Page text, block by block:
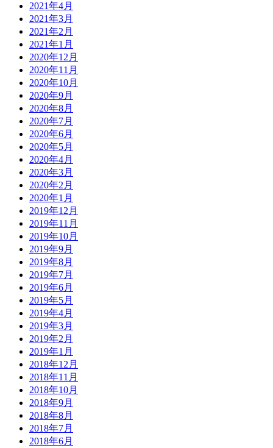
2021年4月
2021年3月
2021年2月
2021年1月
2020年12月
2020年11月
2020年10月
2020年9月
2020年8月
2020年7月
2020年6月
2020年5月
2020年4月
2020年3月
2020年2月
2020年1月
2019年12月
2019年11月
2019年10月
2019年9月
2019年8月
2019年7月
2019年6月
2019年5月
2019年4月
2019年3月
2019年2月
2019年1月
2018年12月
2018年11月
2018年10月
2018年9月
2018年8月
2018年7月
2018年6月